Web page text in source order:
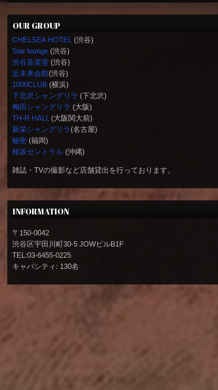
OUR GROUP
CHELSEA HOTEL (渋谷)
Star lounge(渋谷)
渋谷音楽堂(渋谷)
近未来会館(渋谷)
1000CLUB(横浜)
下北沢シャングリラ (下北沢)
梅田シャングリラ (大阪)
TH-R HALL(大阪関大前)
新栄シャングリラ(名古屋)
秘密(福岡)
桜坂セントラル(沖縄)
雑誌・TVの撮影など店舗貸出を行っております。
INFORMATION
〒150-0042
渋谷区宇田川町30-5 JOWビルB1F
TEL:03-6455-0225
キャパシティ: 130名